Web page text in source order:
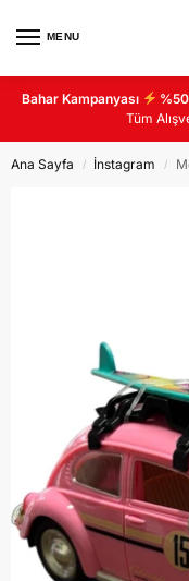
MENU
Bahar Kampanyası
Tüm
Ana Sayfa / İnstagram /